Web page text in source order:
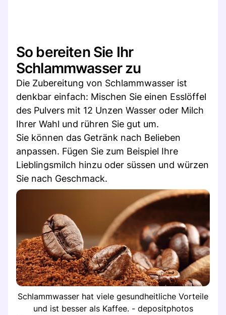
So bereiten Sie Ihr
Schlammwasser zu
Die Zubereitung von Schlammwasser ist
denkbar einfach: Mischen Sie einen Esslöffel
des Pulvers mit 12 Unzen Wasser oder Milch
Ihrer Wahl und rühren Sie gut um.
Sie können das Getränk nach Belieben
anpassen. Fügen Sie zum Beispiel Ihre
Lieblingsmilch hinzu oder süssen und würzen
Sie nach Geschmack.
Schlammwasser hat viele gesundheitliche Vorteile
und ist besser als Kaffee. - depositphotos